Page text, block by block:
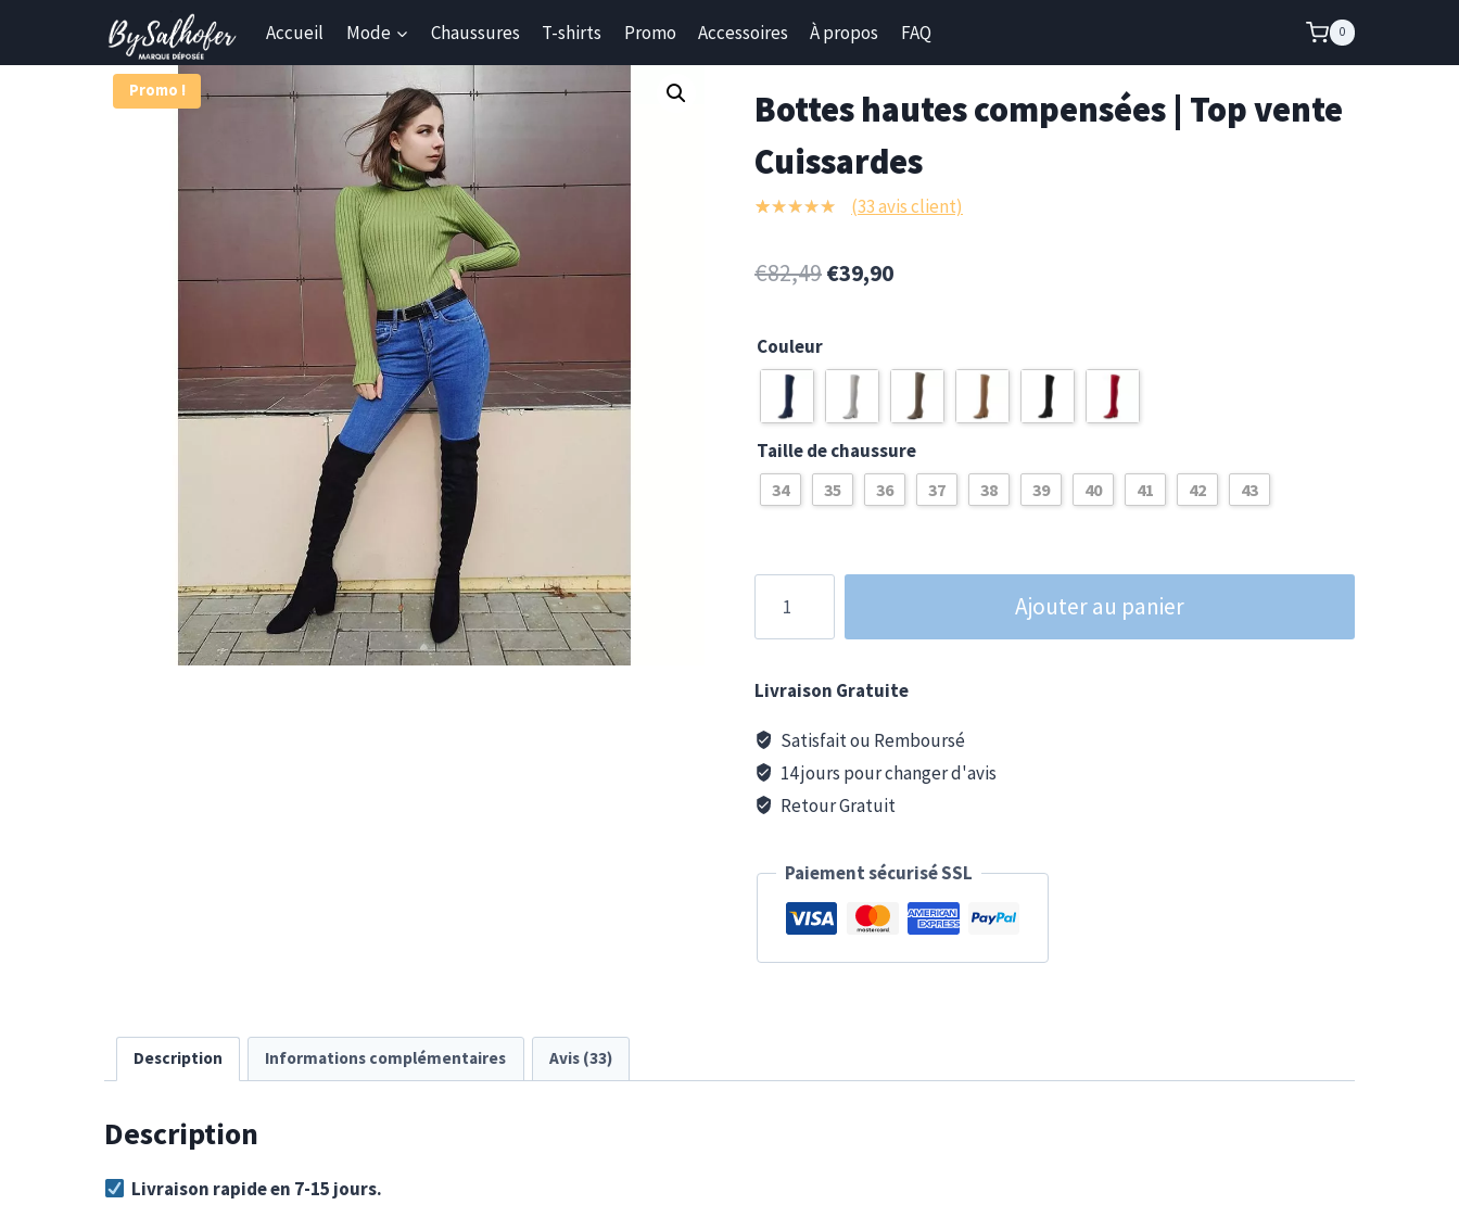
content
Accueil Mode Chaussures T-shirts Promo Accessoires À propos FAQ 0
Promo !
Bottes hautes compensées | Top vente
Cuissardes
sur
notations
(33avis client)
€82,49€39,90
Couleur
Taille de chaussure
34 35 36 37 38 39 40 41 42 43
Bottes
compensées
|
Top
vente
Cuissardes
Ajouter au panier
Livraison Gratuite
Satisfait ou Remboursé
14 jours pour changer d'avis
Retour Gratuit
Paiement sécurisé SSL
Description Informations complémentaires Avis (33)
Description
Livraison rapide en 7-15 jours.